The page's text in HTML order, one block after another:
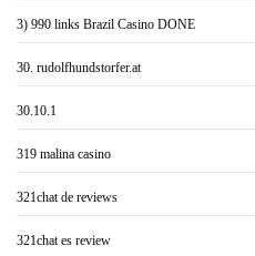
3) 990 links Brazil Casino DONE
30. rudolfhundstorfer.at
30.10.1
319 malina casino
321chat de reviews
321chat es review